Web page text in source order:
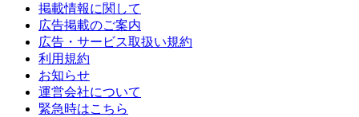
掲載情報に関して
広告掲載のご案内
広告・サービス取扱い規約
利用規約
お知らせ
運営会社について
緊急時はこちら